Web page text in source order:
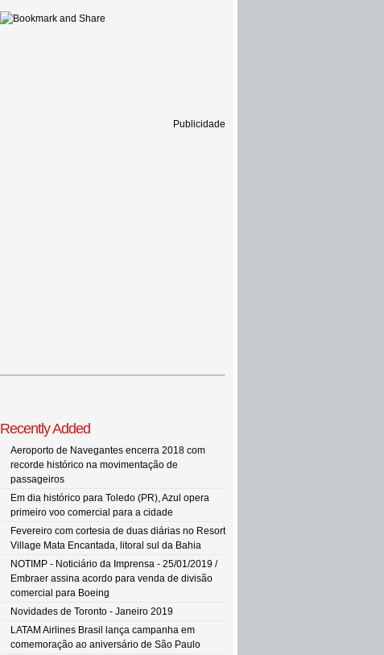
Publicidade
Recently Added
Aeroporto de Navegantes encerra 2018 com
recorde histórico na movimentação de
passageiros
Em dia histórico para Toledo (PR), Azul opera
primeiro voo comercial para a cidade
Fevereiro com cortesia de duas diárias no Resort
Village Mata Encantada, litoral sul da Bahia
NOTIMP - Noticiário da Imprensa - 25/01/2019 /
Embraer assina acordo para venda de divisão
comercial para Boeing
Novidades de Toronto - Janeiro 2019
LATAM Airlines Brasil lança campanha em
comemoração ao aniversário de São Paulo